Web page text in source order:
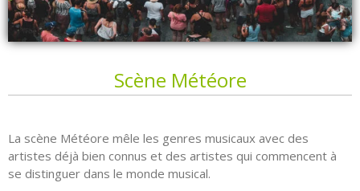
Scène Météore
La scène Météore mêle les genres musicaux avec des
artistes déjà bien connus et des artistes qui commencent à
se distinguer dans le monde musical.